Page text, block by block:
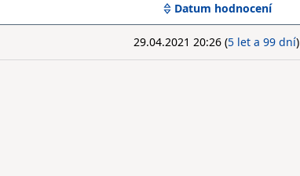
Datum hodnocení
29.04.2021 20:26 (5 let a 99 dní)